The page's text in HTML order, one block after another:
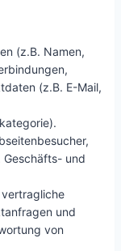
(z.B. Namen,
(z.B. E-Mail,
Geschäfts- und
und
von